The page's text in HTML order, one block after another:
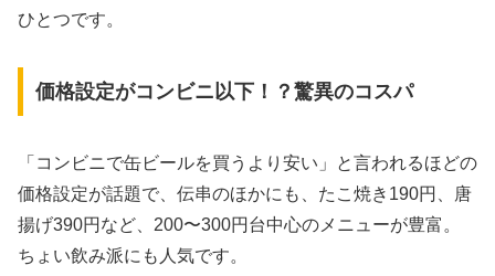
ひとつです。
価格設定がコンビニ以下！？驚異のコスパ
「コンビニで缶ビールを買うより安い」と言われるほどの
価格設定が話題で、伝串のほかにも、たこ焼き190円、唐
揚げ390円など、200〜300円台中心のメニューが豊富。
ちょい飲み派にも人気です。